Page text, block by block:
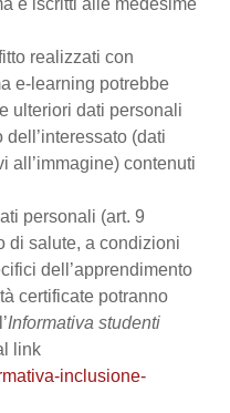
e iscritti alle medesime
realizzati con
e-learning potrebbe
ulteriori dati personali
(dati
all’immagine) contenuti
personali (art. 9
di salute, a condizioni
dell’apprendimento
certificate potranno
Informativa studenti
link
inclusione-